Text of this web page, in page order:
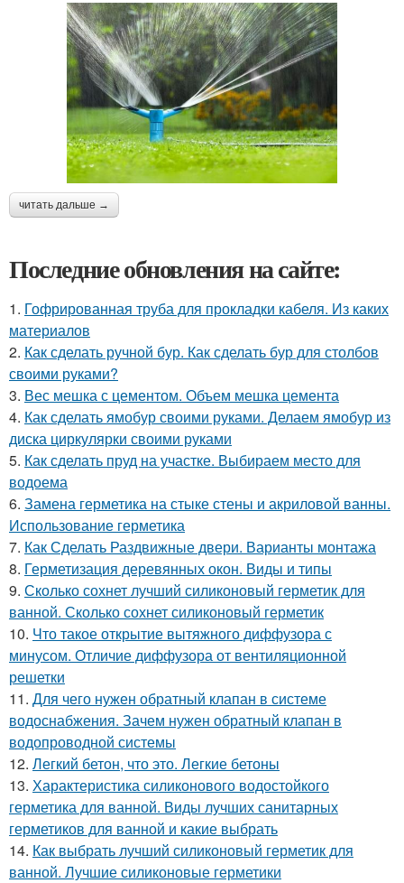
читать дальше →
Последние обновления на сайте:
1. Гофрированная труба для прокладки кабеля. Из каких
материалов
2. Как сделать ручной бур. Как сделать бур для столбов
своими руками?
3. Вес мешка с цементом. Объем мешка цемента
4. Как сделать ямобур своими руками. Делаем ямобур из
диска циркулярки своими руками
5. Как сделать пруд на участке. Выбираем место для
водоема
6. Замена герметика на стыке стены и акриловой ванны.
Использование герметика
7. Как Сделать Раздвижные двери. Варианты монтажа
8. Герметизация деревянных окон. Виды и типы
9. Сколько сохнет лучший силиконовый герметик для
ванной. Сколько сохнет силиконовый герметик
10. Что такое открытие вытяжного диффузора с
минусом. Отличие диффузора от вентиляционной
решетки
11. Для чего нужен обратный клапан в системе
водоснабжения. Зачем нужен обратный клапан в
водопроводной системы
12. Легкий бетон, что это. Легкие бетоны
13. Характеристика силиконового водостойкого
герметика для ванной. Виды лучших санитарных
герметиков для ванной и какие выбрать
14. Как выбрать лучший силиконовый герметик для
ванной. Лучшие силиконовые герметики